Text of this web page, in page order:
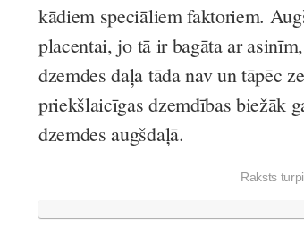
kādiem speciāliem faktoriem.
placentai, jo tā ir bagāta ar
dzemdes daļa tāda nav un tāpēc
priekšlaicīgas dzemdības biežāk
dzemdes augšdaļā.
Raksts